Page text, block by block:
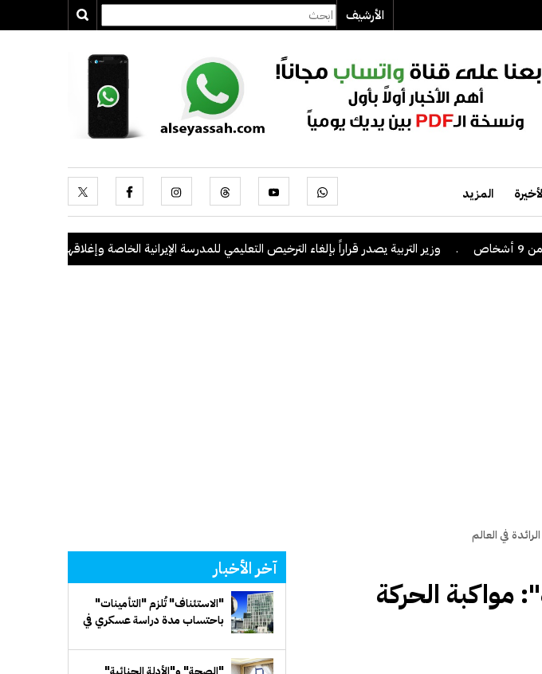
الأرشيف
المزيد
. وزير التربية يصدر قراراً بإلغاء الترخيص التعليمي للمدرسة الإيرانية الخاصة وإغلاقها .
في العالم
مواكبة الحركة
آخر الأخبار
"الاستئناف" تُلزم "التأمينات"
باحتساب مدة دراسة عسكري في
الفعلية